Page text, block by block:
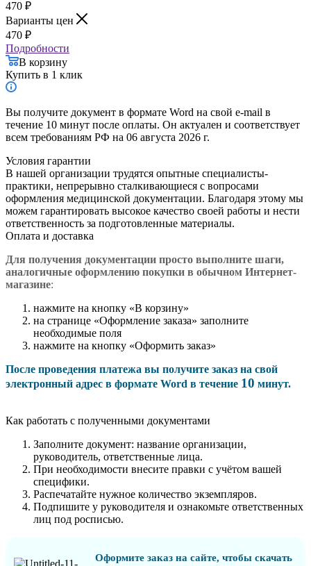
470 ₽
Варианты цен
470 ₽
Подробности
В корзину
Купить в 1 клик
Вы получите документ в формате Word на свой e-mail в
течение 10 минут после оплаты. Он актуален и соответствует
всем требованиям РФ на 06 августа 2026 г.
Условия гарантии
В нашей организации трудятся опытные специалисты-
практики, непрерывно сталкивающиеся с вопросами
оформления медицинской документации. Благодаря этому мы
можем гарантировать высокое качество своей работы и нести
ответственность за подготовленные материалы.
Оплата и доставка
Для получения документации просто выполните шаги,
аналогичные оформлению покупки в обычном Интернет-
магазине:
нажмите на кнопку «В корзину»
на странице «Оформление заказа» заполните
необходимые поля
нажмите на кнопку «Оформить заказ»
После проведения платежа вы получите заказ на свой
электронный адрес в формате Word в течение 10 минут.
Как работать с полученными документами
Заполните документ: название организации,
руководитель, ответственные лица.
При необходимости внесите правки с учётом вашей
специфики.
Распечатайте нужное количество экземпляров.
Подпишите у руководителя и ознакомьте ответственных
лиц под росписью.
Оформите заказ на сайте, чтобы скачать